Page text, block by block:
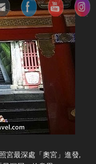
宮最深處「奧宮」進發,